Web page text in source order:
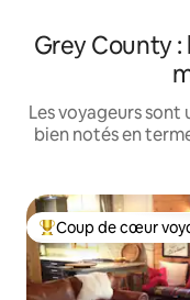
Grey County
Les voyageurs sont
bien notés en
Coups de cœur
Coup de cœur